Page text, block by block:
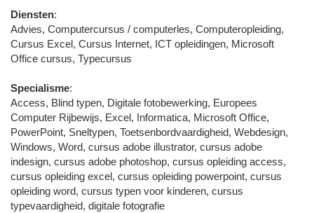
Diensten:
Advies, Computercursus / computerles, Computeropleiding,
Cursus Excel, Cursus Internet, ICT opleidingen, Microsoft
Office cursus, Typecursus
Specialisme:
Access, Blind typen, Digitale fotobewerking, Europees
Computer Rijbewijs, Excel, Informatica, Microsoft Office,
PowerPoint, Sneltypen, Toetsenbordvaardigheid, Webdesign,
Windows, Word, cursus adobe illustrator, cursus adobe
indesign, cursus adobe photoshop, cursus opleiding access,
cursus opleiding excel, cursus opleiding powerpoint, cursus
opleiding word, cursus typen voor kinderen, cursus
typevaardigheid, digitale fotografie